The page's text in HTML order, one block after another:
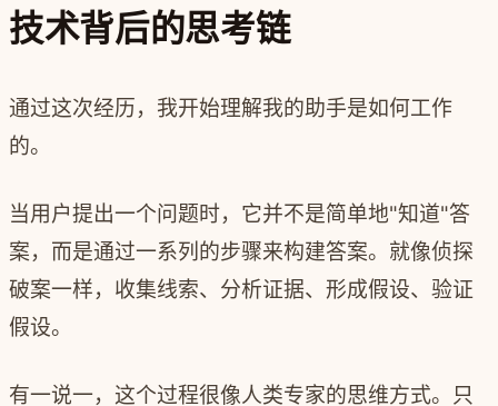
技术背后的思考链
通过这次经历，我开始理解我的助手是如何工作
的。
当用户提出一个问题时，它并不是简单地"知道"答
案，而是通过一系列的步骤来构建答案。就像侦探
破案一样，收集线索、分析证据、形成假设、验证
假设。
有一说一，这个过程很像人类专家的思维方式。只